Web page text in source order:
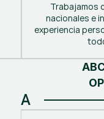
Trabajamos
nacionales e
experiencia
A
AB
OP